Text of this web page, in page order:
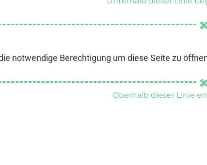
notwendige Berechtigung um diese Seite zu
Oberhalb dieser Linie